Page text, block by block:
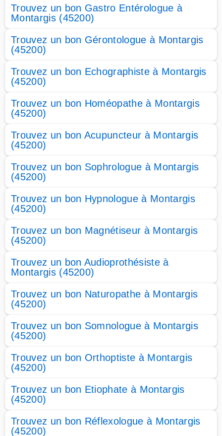
Trouvez un bon Gastro Entérologue à
Montargis (45200)
Trouvez un bon Gérontologue à Montargis
(45200)
Trouvez un bon Echographiste à Montargis
(45200)
Trouvez un bon Homéopathe à Montargis
(45200)
Trouvez un bon Acupuncteur à Montargis
(45200)
Trouvez un bon Sophrologue à Montargis
(45200)
Trouvez un bon Hypnologue à Montargis
(45200)
Trouvez un bon Magnétiseur à Montargis
(45200)
Trouvez un bon Audioprothésiste à
Montargis (45200)
Trouvez un bon Naturopathe à Montargis
(45200)
Trouvez un bon Somnologue à Montargis
(45200)
Trouvez un bon Orthoptiste à Montargis
(45200)
Trouvez un bon Etiophate à Montargis
(45200)
Trouvez un bon Réflexologue à Montargis
(45200)